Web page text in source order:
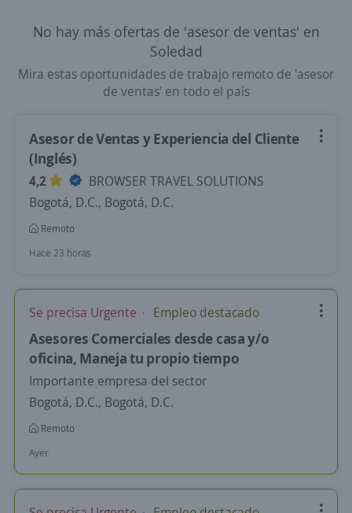
No hay más ofertas de 'asesor de ventas' en
Soledad
Mira estas oportunidades de trabajo remoto de 'asesor
de ventas' en todo el país
Asesor de Ventas y Experiencia del Cliente
(Inglés)
4,2
BROWSER TRAVEL SOLUTIONS
Bogotá, D.C., Bogotá, D.C.
Remoto
Hace 23 horas
Se precisa Urgente Empleo destacado
Asesores Comerciales desde casa y/o
oficina, Maneja tu propio tiempo
Importante empresa del sector
Bogotá, D.C., Bogotá, D.C.
Remoto
Ayer